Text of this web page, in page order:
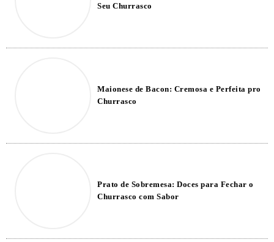
Seu Churrasco
Maionese de Bacon: Cremosa e Perfeita pro
Churrasco
Prato de Sobremesa: Doces para Fechar o
Churrasco com Sabor